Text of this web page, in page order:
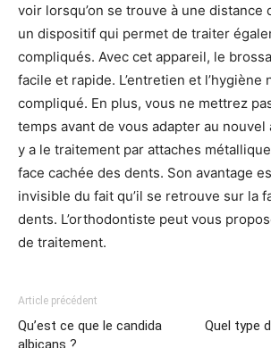
voir lorsqu’on se trouve à une distance
un dispositif qui permet de traiter
compliqués. Avec cet appareil, le
facile et rapide. L’entretien et l’hygiène
compliqué. En plus, vous ne mettrez
temps avant de vous adapter au nouvel
y a le traitement par attaches
face cachée des dents. Son avantage
invisible du fait qu’il se retrouve sur la
dents. L’orthodontiste peut vous
de traitement.
Article précédent
Qu’est ce que le candida
albicans ?
Quel type